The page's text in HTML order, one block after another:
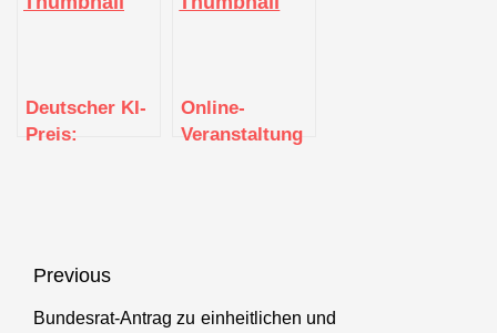
start.me.up
Gesundheitswesen
Deutscher KI-
Preis:
Online-
Veranstaltung
Beitragsnavigation
Previous
Previous
Bundesrat-Antrag zu einheitlichen und